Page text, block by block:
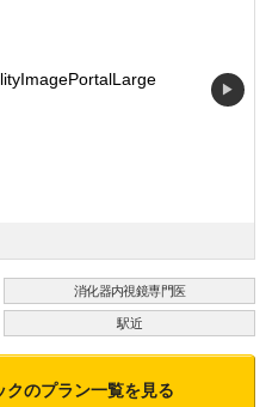
▶
消化器内視鏡専門医
駅近
クのプラン一覧を見る